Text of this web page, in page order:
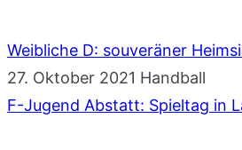
Weibliche D: souveräner
27. Oktober 2021 Handball
F-Jugend Abstatt: Spieltag in